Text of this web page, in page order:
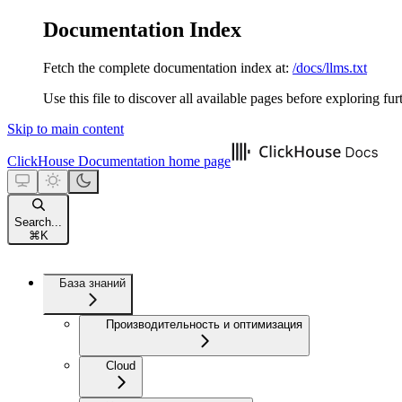
Documentation Index
Fetch the complete documentation index at: /docs/llms.txt
Use this file to discover all available pages before exploring
Skip to main content
ClickHouse Documentation home page
Search...
⌘ K
База знаний
Производительность и оптимизация
Cloud